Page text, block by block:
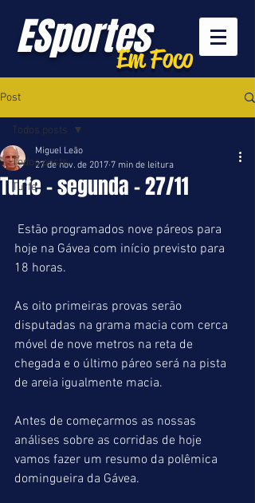
ESportesEm Foco
Post
Todos posts
Turfe
Todos posts
Turfe - segunda - 27/11
Miguel Leão
27 de nov. de 2017 7 min de leitura
hoje na Gávea com início previsto para
18 horas.
As oito primeiras provas serão
disputadas na grama macia com cerca
móvel de nove metros na reta de
chegada e o último páreo será na pista
de areia igualmente macia.
Antes de começarmos as nossas
análises sobre as corridas de hoje
vamos fazer um resumo da polêmica
domingueira da Gávea.